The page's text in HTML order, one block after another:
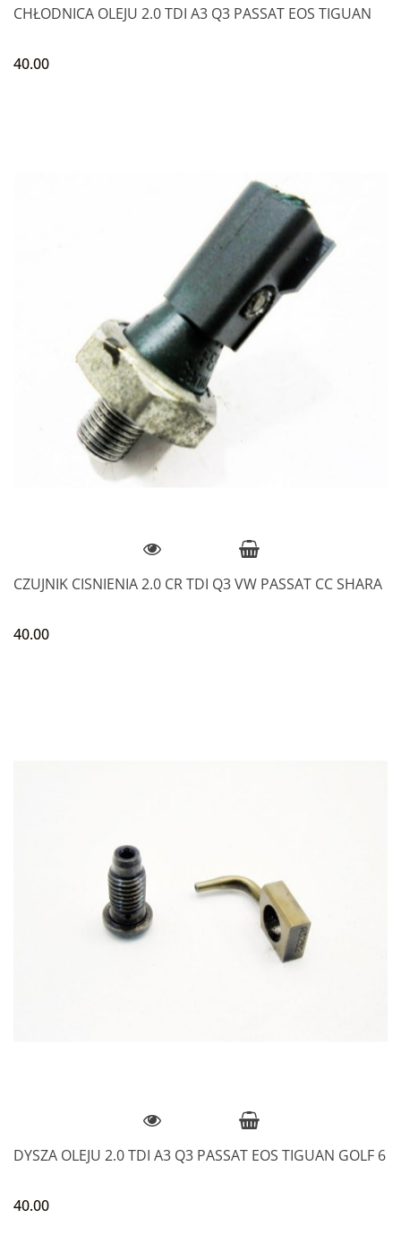
CHŁODNICA OLEJU 2.0 TDI A3 Q3 PASSAT EOS TIGUAN
40.00
CZUJNIK CISNIENIA 2.0 CR TDI Q3 VW PASSAT CC SHARA
40.00
DYSZA OLEJU 2.0 TDI A3 Q3 PASSAT EOS TIGUAN GOLF 6
40.00